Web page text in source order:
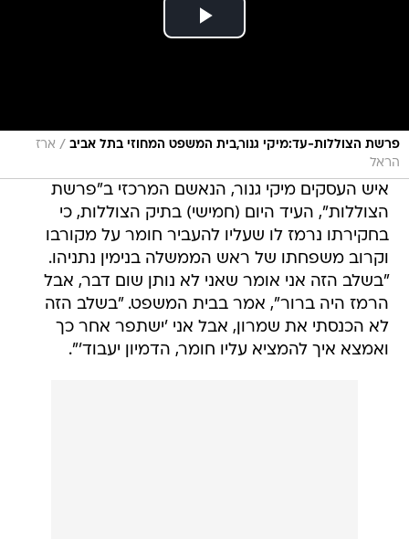
פרשת הצוללות-עד:מיקי גנור,בית המשפט המחוזי בתל אביב / ארז
הראל
איש העסקים מיקי גנור, הנאשם המרכזי ב"פרשת
הצוללות", העיד היום (חמישי) בתיק הצוללות, כי
בחקירתו נרמז לו שעליו להעביר חומר על מקורבו
וקרוב משפחתו של ראש הממשלה בנימין נתניהו.
"בשלב הזה אני אומר שאני לא נותן שום דבר, אבל
הרמז היה ברור", אמר בבית המשפט. "בשלב הזה
לא הכנסתי את שמרון, אבל אני 'ישתפר אחר כך
ואמצא איך להמציא עליו חומר, הדמיון יעבוד'".